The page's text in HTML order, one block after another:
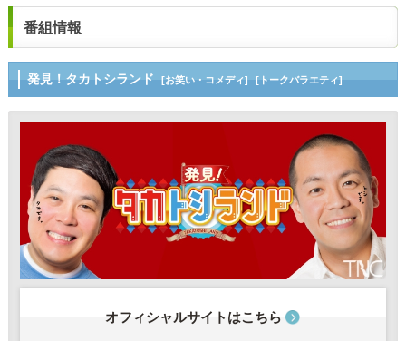
番組情報
発見！タカトシランド [お笑い・コメディ] [トークバラエティ]
オフィシャルサイトはこちら